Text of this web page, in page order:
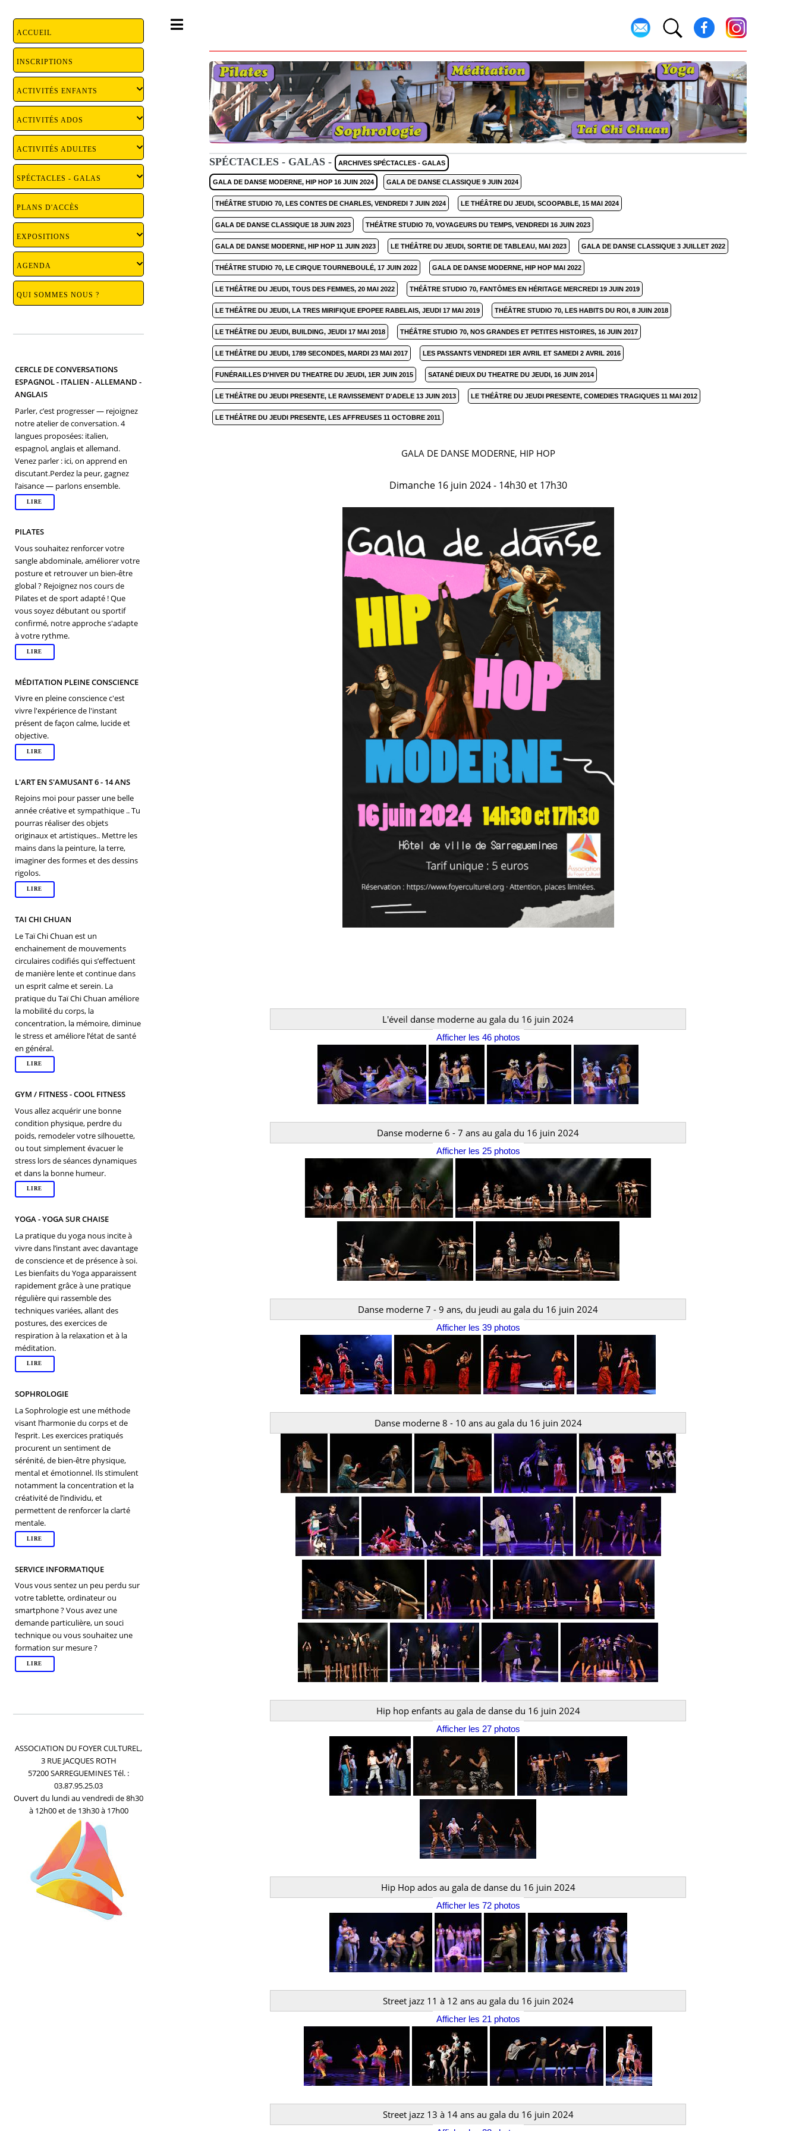
SPÉCTACLES - GALAS - ARCHIVES SPÉCTACLES - GALAS
GALA DE DANSE MODERNE, HIP HOP 16 JUIN 2024 GALA DE DANSE CLASSIQUE 9 JUIN 2024
THÉÂTRE STUDIO 70, LES CONTES DE CHARLES, VENDREDI 7 JUIN 2024 LE THÉÂTRE DU JEUDI, SCOOPABLE, 15 MAI 2024
GALA DE DANSE CLASSIQUE 18 JUIN 2023 THÉÂTRE STUDIO 70, VOYAGEURS DU TEMPS, VENDREDI 16 JUIN 2023
GALA DE DANSE MODERNE, HIP HOP 11 JUIN 2023 LE THÉÂTRE DU JEUDI, SORTIE DE TABLEAU, MAI 2023 GALA DE DANSE CLASSIQUE 3 JUILLET 2022
THÉÂTRE STUDIO 70, LE CIRQUE TOURNEBOULÉ, 17 JUIN 2022 GALA DE DANSE MODERNE, HIP HOP MAI 2022
LE THÉÂTRE DU JEUDI, TOUS DES FEMMES, 20 MAI 2022 THÉÂTRE STUDIO 70, FANTÔMES EN HÉRITAGE MERCREDI 19 JUIN 2019
LE THÉÂTRE DU JEUDI, LA TRES MIRIFIQUE EPOPEE RABELAIS, JEUDI 17 MAI 2019 THÉÂTRE STUDIO 70, LES HABITS DU ROI, 8 JUIN 2018
LE THÉÂTRE DU JEUDI, BUILDING, JEUDI 17 MAI 2018 THÉÂTRE STUDIO 70, NOS GRANDES ET PETITES HISTOIRES, 16 JUIN 2017
LE THÉÂTRE DU JEUDI, 1789 SECONDES, MARDI 23 MAI 2017 LES PASSANTS VENDREDI 1ER AVRIL ET SAMEDI 2 AVRIL 2016
FUNÉRAILLES D'HIVER DU THEATRE DU JEUDI, 1ER JUIN 2015 SATANÉ DIEUX DU THEATRE DU JEUDI, 16 JUIN 2014
LE THÉÂTRE DU JEUDI PRESENTE, LE RAVISSEMENT D'ADELE 13 JUIN 2013 LE THÉÂTRE DU JEUDI PRESENTE, COMEDIES TRAGIQUES 11 MAI 2012
LE THÉÂTRE DU JEUDI PRESENTE, LES AFFREUSES 11 OCTOBRE 2011
GALA DE DANSE MODERNE, HIP HOP
Dimanche 16 juin 2024 - 14h30 et 17h30
L'éveil danse moderne au gala du 16 juin 2024
Afficher les 46 photos
Danse moderne 6 - 7 ans au gala du 16 juin 2024
Afficher les 25 photos
Danse moderne 7 - 9 ans, du jeudi au gala du 16 juin 2024
Afficher les 39 photos
Danse moderne 8 - 10 ans au gala du 16 juin 2024
Hip hop enfants au gala de danse du 16 juin 2024
Afficher les 27 photos
Hip Hop ados au gala de danse du 16 juin 2024
Afficher les 72 photos
Street jazz 11 à 12 ans au gala du 16 juin 2024
Afficher les 21 photos
Street jazz 13 à 14 ans au gala du 16 juin 2024
ACCUEIL
INSCRIPTIONS
ACTIVITÉS ENFANTS
ACTIVITÉS ADOS
ACTIVITÉS ADULTES
SPÉCTACLES - GALAS
PLANS D'ACCÈS
EXPOSITIONS
AGENDA
QUI SOMMES NOUS ?
CERCLE DE CONVERSATIONS
ESPAGNOL - ITALIEN - ALLEMAND -
ANGLAIS
Parler, c’est progresser — rejoignez
notre atelier de conversation. 4
langues proposées: italien,
espagnol, anglais et allemand.
Venez parler : ici, on apprend en
discutant.Perdez la peur, gagnez
l’aisance — parlons ensemble.
LIRE
PILATES
Vous souhaitez renforcer votre
sangle abdominale, améliorer votre
posture et retrouver un bien-être
global ? Rejoignez nos cours de
Pilates et de sport adapté ! Que
vous soyez débutant ou sportif
confirmé, notre approche s'adapte
à votre rythme.
LIRE
MÉDITATION PLEINE CONSCIENCE
Vivre en pleine conscience c'est
vivre l'expérience de l'instant
présent de façon calme, lucide et
objective.
LIRE
L'ART EN S'AMUSANT 6 - 14 ANS
Rejoins moi pour passer une belle
année créative et sympathique .. Tu
pourras réaliser des objets
originaux et artistiques.. Mettre les
mains dans la peinture, la terre,
imaginer des formes et des dessins
rigolos.
LIRE
TAI CHI CHUAN
Le Taï Chi Chuan est un
enchainement de mouvements
circulaires codifiés qui s’effectuent
de manière lente et continue dans
un esprit calme et serein. La
pratique du Taï Chi Chuan améliore
la mobilité du corps, la
concentration, la mémoire, diminue
le stress et améliore l’état de santé
en général.
LIRE
GYM / FITNESS - COOL FITNESS
Vous allez acquérir une bonne
condition physique, perdre du
poids, remodeler votre silhouette,
ou tout simplement évacuer le
stress lors de séances dynamiques
et dans la bonne humeur.
LIRE
YOGA - YOGA SUR CHAISE
La pratique du yoga nous incite à
vivre dans l’instant avec davantage
de conscience et de présence à soi.
Les bienfaits du Yoga apparaissent
rapidement grâce à une pratique
régulière qui rassemble des
techniques variées, allant des
postures, des exercices de
respiration à la relaxation et à la
méditation.
LIRE
SOPHROLOGIE
La Sophrologie est une méthode
visant l’harmonie du corps et de
l’esprit. Les exercices pratiqués
procurent un sentiment de
sérénité, de bien-être physique,
mental et émotionnel. Ils stimulent
notamment la concentration et la
créativité de l’individu, et
permettent de renforcer la clarté
mentale.
LIRE
SERVICE INFORMATIQUE
Vous vous sentez un peu perdu sur
votre tablette, ordinateur ou
smartphone ? Vous avez une
demande particulière, un souci
technique ou vous souhaitez une
formation sur mesure ?
LIRE
ASSOCIATION DU FOYER CULTUREL,
3 RUE JACQUES ROTH
57200 SARREGUEMINES Tél. :
03.87.95.25.03
Ouvert du lundi au vendredi de 8h30
à 12h00 et de 13h30 à 17h00